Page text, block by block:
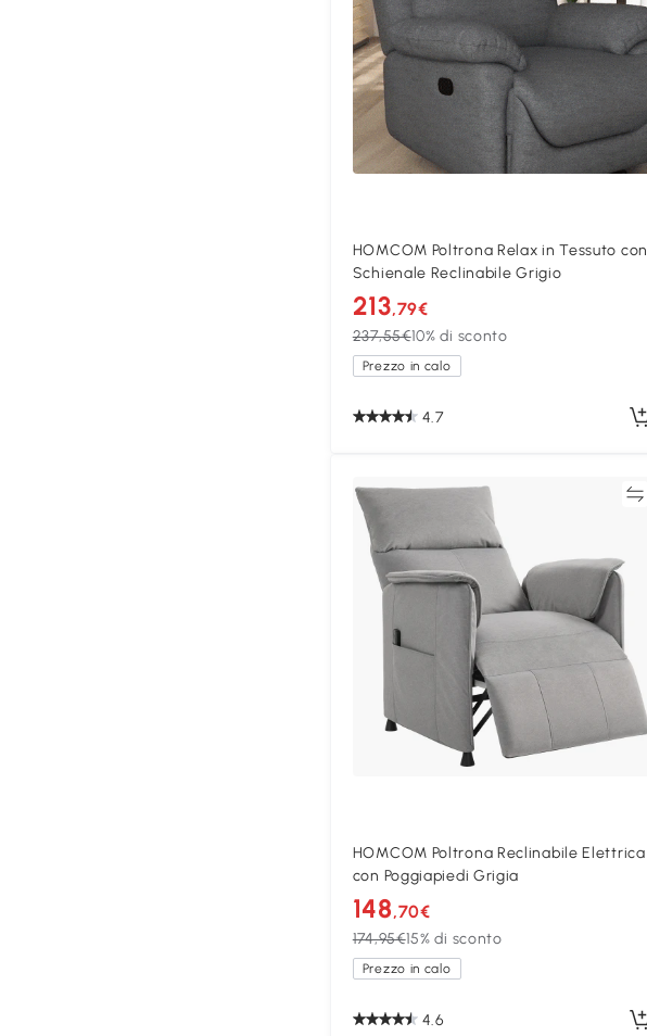
HOMCOM Poltrona Relax in Tessuto con
Schienale Reclinabile Grigio
213,79€
237,55€10% di sconto
Prezzo in calo
4.7
HOMCOM Poltrona Reclinabile Elettrica
con Poggiapiedi Grigia
148,70€
174,95€15% di sconto
Prezzo in calo
4.6